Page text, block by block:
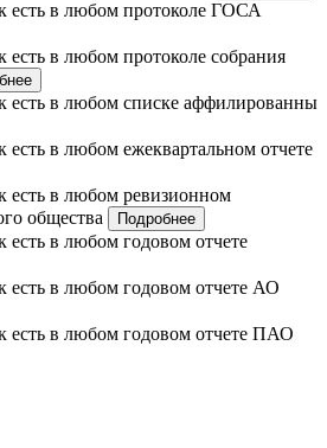
есть в любом протоколе ГОСА
в любом протоколе собрания
есть в любом списке аффилированны
в любом ежеквартальном отчете
есть в любом ревизионном
общества
Подробнее
в любом годовом отчете
есть в любом годовом отчете АО
есть в любом годовом отчете ПАО